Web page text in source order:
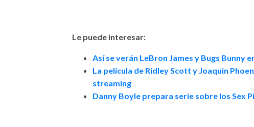
Le puede interesar:
Así se verán LeBron James y Bugs Bunny en
La película de Ridley Scott y Joaquin
streaming
Danny Boyle prepara serie sobre los Sex